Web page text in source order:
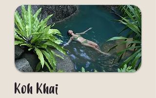
Koh Khai